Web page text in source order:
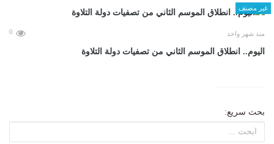
غير مصنف
منذ شهر واحد 0
اليوم.. انطلاق الموسم الثاني من تصفيات دولة التلاوة
بحث سريع: